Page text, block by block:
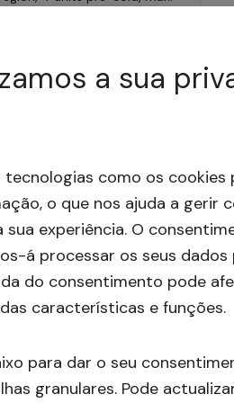
, 69100 levantado 64
development in Helsinki
a sua
tecnologias como os cookies
o que nos ajuda a gerir
sua experiência. O
á processar os seus dados
do consentimento pode
características e funções.
para dar o seu
granulares. Pode